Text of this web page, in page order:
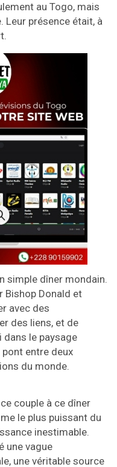
au Togo, mais
Leur présence était, à
simple dîner mondain.
Bishop Donald et
avec des
des liens, et de
dans le paysage
entre deux
du monde.
couple à ce dîner
le plus puissant du
inestimable.
une vague
une véritable source